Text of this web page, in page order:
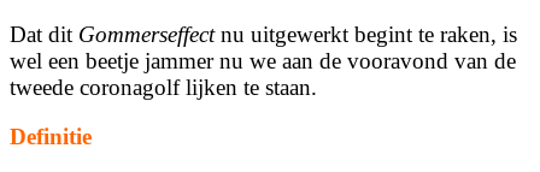
Dat dit Gommerseffectnu uitgewerkt begint te raken, is
wel een beetje jammer nu we aan de vooravond van de
tweede coronagolf lijken te staan.
Definitie